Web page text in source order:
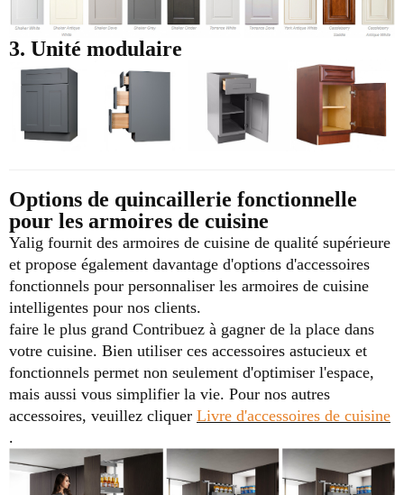
3. Unité modulaire
Options de quincaillerie fonctionnelle
pour les armoires de cuisine
Yalig fournit des armoires de cuisine de qualité supérieure
et propose également davantage d'options d'accessoires
fonctionnels pour personnaliser les armoires de cuisine
intelligentes pour nos clients.
faire le plus grand Contribuez à gagner de la place dans
votre cuisine. Bien utiliser ces accessoires astucieux et
fonctionnels permet non seulement d'optimiser l'espace,
mais aussi vous simplifier la vie. Pour nos autres
accessoires, veuillez cliquer Livre d'accessoires de cuisine
.